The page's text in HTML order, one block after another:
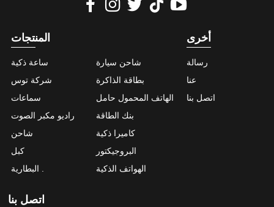
المنتجات
ساعة ذكية
شركة توس
سماعات
راديو مكبر الصوت
شاحن
كبل
شاحن سيارة
بطاقة الذاكرة
الهاتف المحمول حامل
بنك الطاقة
كاميرا ذكية
البروجيكتور
الهواتف الذكية
أخرى
رسالة
عنا
اتصل بنا
اتصل بنا